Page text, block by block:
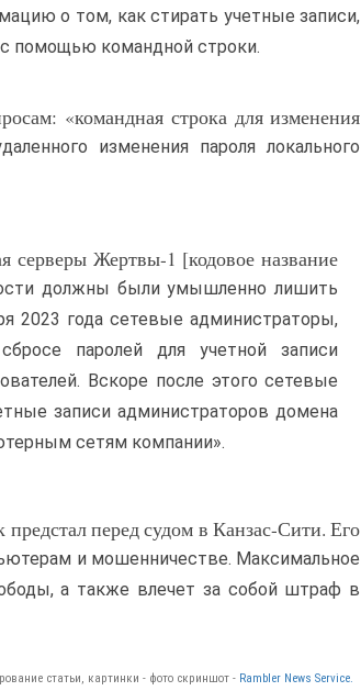
о том, как стирать учетные записи,
с помощью командной строки.
«командная строка для изменения
изменения пароля локального
серверы Жертвы-1 [кодовое название
должны были умышленно лишить
2023 года сетевые администраторы,
паролей для учетной записи
Вскоре после этого сетевые
записи администраторов домена
сетям компании».
перед судом в Канзас-Сити. Его
и мошенничестве. Максимальное
а также влечет за собой штраф в
статьи, картинки - фото скриншот - Rambler News Service.